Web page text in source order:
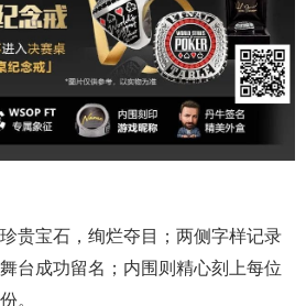
贵宝石，绚烂夺目；两侧字样记录
台成功留名；内围则精心刻上每位
。